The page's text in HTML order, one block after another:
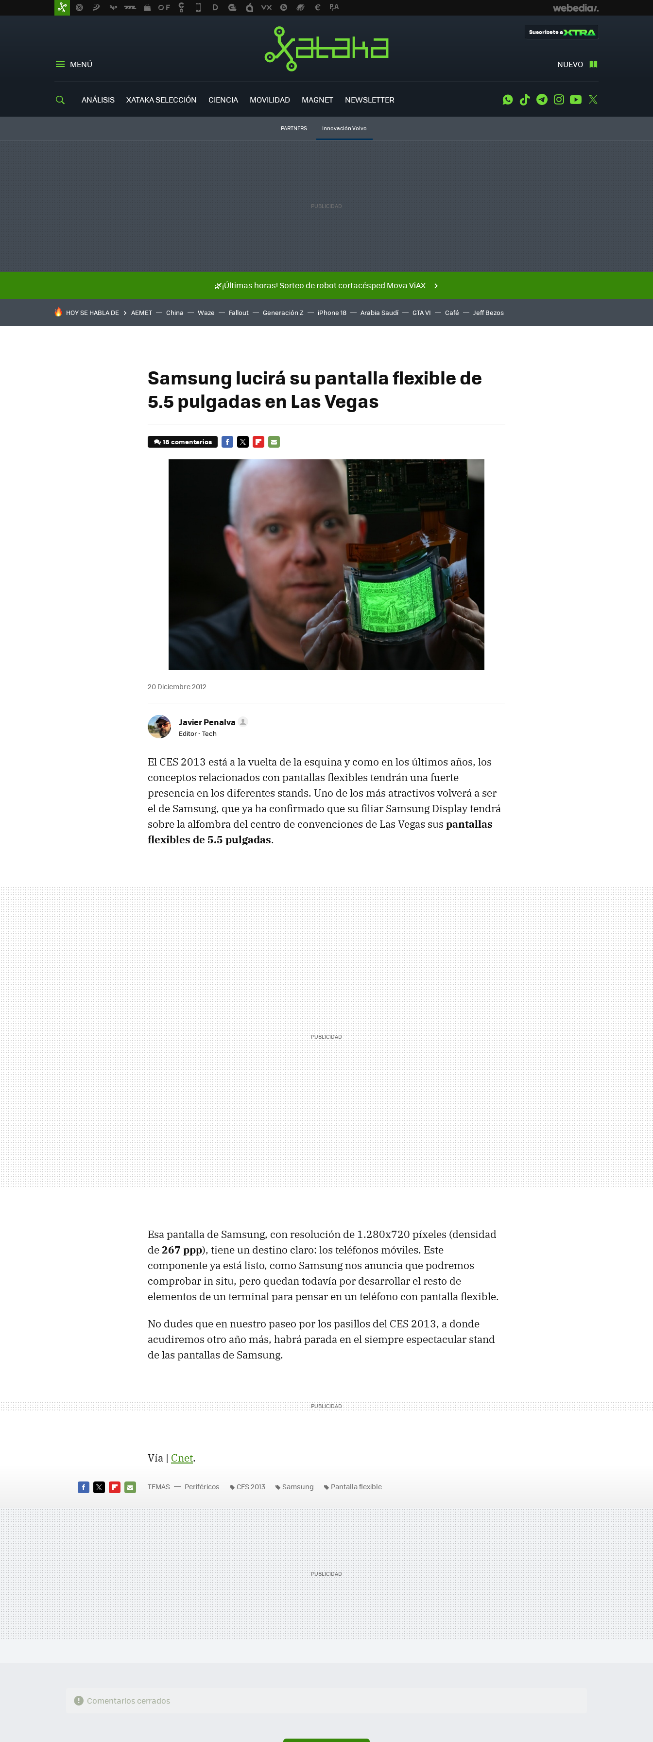
MENÚ NUEVO
Suscríbete a
ANÁLISIS XATAKA SELECCIÓN CIENCIA MOVILIDAD MAGNET NEWSLETTER WhatsApp
Tiktok TelegramInstagramYoutube
PARTNERS Innovación Volvo
🌿¡Últimas horas! Sorteo de robot cortacésped Mova ViAX
HOY SE HABLA DE AEMET China Waze Fallout Generación Z iPhone 18 Arabia Saudí GTA VI Café Jeff Bezos
Samsung lucirá su pantalla flexible de
5.5 pulgadas en Las Vegas
18 comentarios
20 Diciembre 2012
Javier Penalva
Editor - Tech
El CES 2013 está a la vuelta de la esquina y como en los últimos años, los
conceptos relacionados con pantallas flexibles tendrán una fuerte
presencia en los diferentes stands. Uno de los más atractivos volverá a ser
el de Samsung, que ya ha confirmado que su filiar Samsung Display tendrá
sobre la alfombra del centro de convenciones de Las Vegas sus pantallas
flexibles de 5.5 pulgadas.
Esa pantalla de Samsung, con resolución de 1.280x720 píxeles (densidad
de267 ppp), tiene un destino claro: los teléfonos móviles. Este
componente ya está listo, como Samsung nos anuncia que podremos
comprobar in situ, pero quedan todavía por desarrollar el resto de
elementos de un terminal para pensar en un teléfono con pantalla flexible.
No dudes que en nuestro paseo por los pasillos del CES 2013, a donde
acudiremos otro año más, habrá parada en el siempre espectacular stand
de las pantallas de Samsung.
Vía | Cnet.
MAIL
TEMAS Periféricos CES 2013 Samsung Pantalla flexible
Comentarios cerrados